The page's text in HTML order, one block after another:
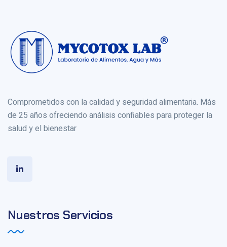
Comprometidos con la calidad y seguridad alimentaria. Más
de 25 años ofreciendo análisis confiables para proteger la
salud y el bienestar
Nuestros Servicios